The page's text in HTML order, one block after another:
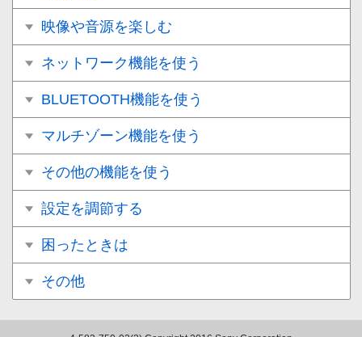
映像や音源を楽しむ
ネットワーク機能を使う
BLUETOOTH機能を使う
マルチゾーン機能を使う
その他の機能を使う
設定を調節する
困ったときは
その他